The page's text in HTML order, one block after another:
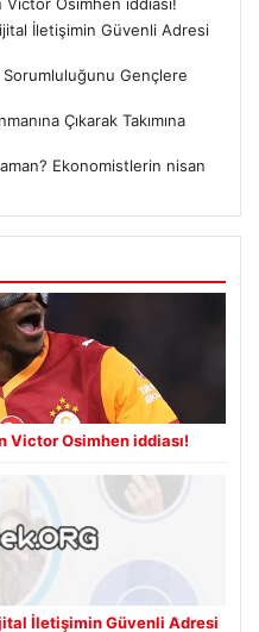
İletişimin Güvenli Adresi
Sorumluluğunu Gençlere
Çıkarak Takımına
Ekonomistlerin nisan
Victor Osimhen iddiası!
İletişimin Güvenli Adresi